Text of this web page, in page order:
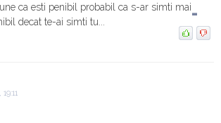
ca esti penibil probabil ca s-ar simti mai
decat te-ai simti tu...
-